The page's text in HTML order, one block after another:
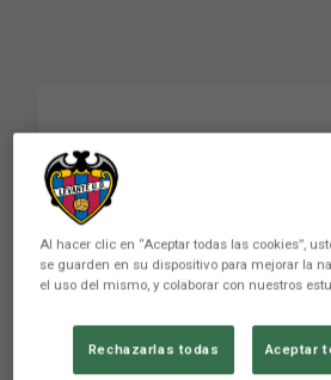
¿En qué
Club de los
Sabes todo sobre el proyecto EL
Al hacer clic en “Aceptar todas las cookies”,
se guarden en su dispositivo para mejorar la
el uso del mismo, y colaborar con nuestros
Rechazarlas todas Aceptar